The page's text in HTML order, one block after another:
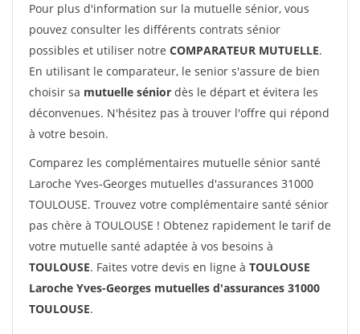
Pour plus d'information sur la mutuelle sénior, vous
pouvez consulter les différents contrats sénior
possibles et utiliser notre COMPARATEUR MUTUELLE.
En utilisant le comparateur, le senior s'assure de bien
choisir sa mutuelle sénior dès le départ et évitera les
déconvenues. N'hésitez pas à trouver l'offre qui répond
à votre besoin.
Comparez les complémentaires mutuelle sénior santé
Laroche Yves-Georges mutuelles d'assurances 31000
TOULOUSE. Trouvez votre complémentaire santé sénior
pas chère à TOULOUSE ! Obtenez rapidement le tarif de
votre mutuelle santé adaptée à vos besoins à
TOULOUSE. Faites votre devis en ligne à TOULOUSE
Laroche Yves-Georges mutuelles d'assurances 31000
TOULOUSE.